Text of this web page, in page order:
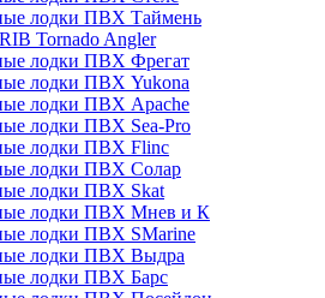
лодки ПВХ Таймень
Tornado Angler
лодки ПВХ Фрегат
лодки ПВХ Yukona
лодки ПВХ Apache
лодки ПВХ Sea-Pro
лодки ПВХ Flinc
лодки ПВХ Солар
лодки ПВХ Skat
лодки ПВХ Мнев и К
лодки ПВХ SMarine
лодки ПВХ Выдра
лодки ПВХ Барс